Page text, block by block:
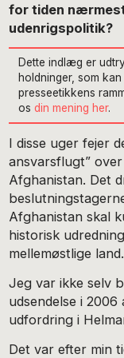
for tiden
udenrigspolitik?
Dette indlæg er
holdninger, som
presseetikkens
osdin mening her.
I disse uger fejer
ansvarsflugt”
Afghanistan. Det
Afghanistan skal
historisk
mellemøstlige land.
Jeg var ikke selv
udsendelse i
udfordring i
Det var efter min